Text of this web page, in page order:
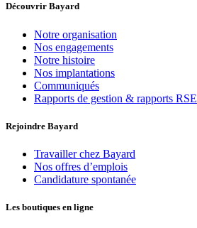
Découvrir Bayard
Notre organisation
Nos engagements
Notre histoire
Nos implantations
Communiqués
Rapports de gestion & rapports RSE
Rejoindre Bayard
Travailler chez Bayard
Nos offres d’emplois
Candidature spontanée
Les boutiques en ligne